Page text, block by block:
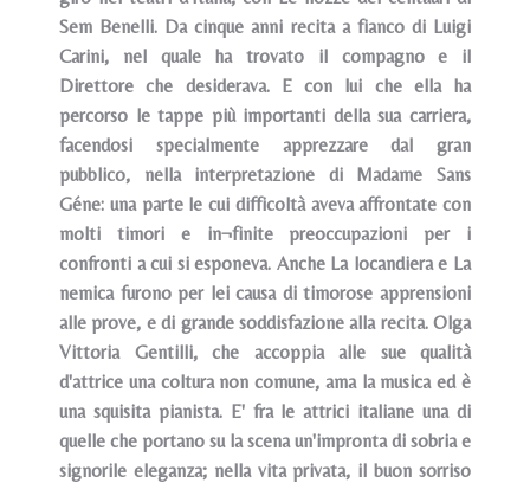
Sem Benelli. Da cinque anni recita a fianco di Luigi
Carini, nel quale ha trovato il compagno e il
Direttore che desiderava. E con lui che ella ha
percorso le tappe più importanti della sua carriera,
facendosi specialmente apprezzare dal gran
pubblico, nella interpretazione di Madame Sans
Géne: una parte le cui difficoltà aveva affrontate con
molti timori e in¬finite preoccupazioni per i
confronti a cui si esponeva. Anche La locandiera e La
nemica furono per lei causa di timorose apprensioni
alle prove, e di grande soddisfazione alla recita. Olga
Vittoria Gentilli, che accoppia alle sue qualità
d'attrice una coltura non comune, ama la musica ed è
una squisita pianista. E' fra le attrici italiane una di
quelle che portano su la scena un'impronta di sobria e
signorile eleganza; nella vita privata, il buon sorriso